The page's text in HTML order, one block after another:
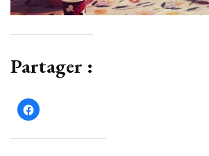
Partager :
Cliquez
pour
Facebook(ouvre